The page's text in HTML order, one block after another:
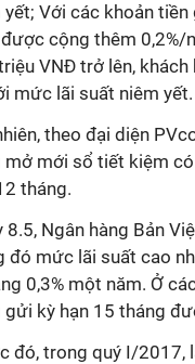
yết; Với các khoản
cộng thêm 0,2%/
VNĐ trở lên,
mức lãi suất niêm yết.
theo đại diện
mở mới sổ tiết kiệm
tháng.
8.5, Ngân hàng Bản
đó mức lãi suất cao
0,3% một năm. Ở
gửi kỳ hạn 15 tháng
đó, trong quý I/2017,